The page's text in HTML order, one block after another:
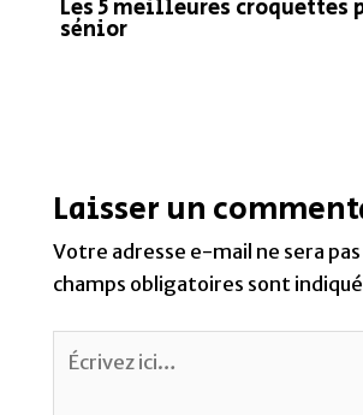
Les 5 meilleures croquettes
sénior
Laisser un
Votre adresse e-mail ne sera
champs obligatoires sont
Écrivez
ici…